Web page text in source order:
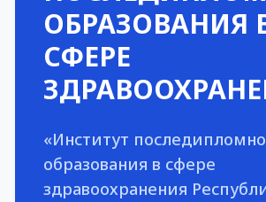
ОБРАЗОВАНИЯ
СФЕРЕ
«Институт
образования в сфере
здравоохранения